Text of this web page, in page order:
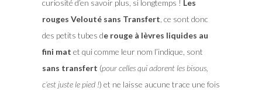
curiosité d’en savoir plus, si longtemps ! Les
rouges Velouté sans Transfert , ce sont donc
des petits tubes de rouge à lèvres liquides au
fini mat et qui comme leur nom l’indique, sont
sans transfert (pour celles qui adorent les bisous,
c’est juste le pied !) et ne laisse aucune trace une fois